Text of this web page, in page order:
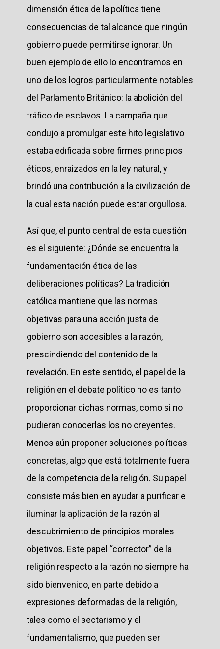
dimensión ética de la política tiene
consecuencias de tal alcance que ningún
gobierno puede permitirse ignorar. Un
buen ejemplo de ello lo encontramos en
uno de los logros particularmente notables
del Parlamento Británico: la abolición del
tráfico de esclavos. La campaña que
condujo a promulgar este hito legislativo
estaba edificada sobre firmes principios
éticos, enraizados en la ley natural, y
brindó una contribución a la civilización de
la cual esta nación puede estar orgullosa.
Así que, el punto central de esta cuestión
es el siguiente: ¿Dónde se encuentra la
fundamentación ética de las
deliberaciones políticas? La tradición
católica mantiene que las normas
objetivas para una acción justa de
gobierno son accesibles a la razón,
prescindiendo del contenido de la
revelación. En este sentido, el papel de la
religión en el debate político no es tanto
proporcionar dichas normas, como si no
pudieran conocerlas los no creyentes.
Menos aún proponer soluciones políticas
concretas, algo que está totalmente fuera
de la competencia de la religión. Su papel
consiste más bien en ayudar a purificar e
iluminar la aplicación de la razón al
descubrimiento de principios morales
objetivos. Este papel “corrector” de la
religión respecto a la razón no siempre ha
sido bienvenido, en parte debido a
expresiones deformadas de la religión,
tales como el sectarismo y el
fundamentalismo, que pueden ser